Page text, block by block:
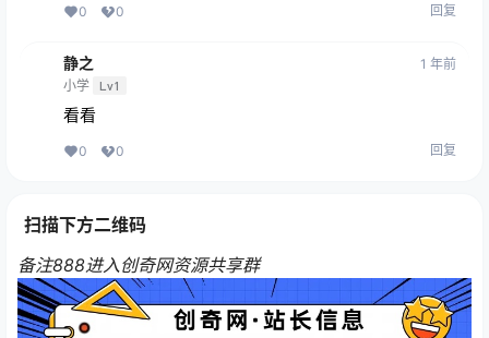
0 0 回复
静之
小学 Lv1
1 年前
看看
0 0 回复
扫描下方二维码
备注888进入创奇网资源共享群